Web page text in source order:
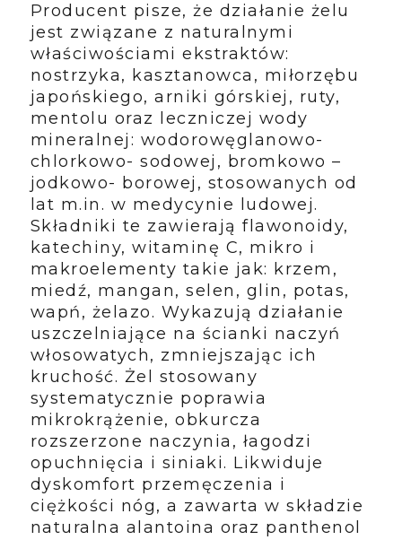
Producent pisze, że działanie żelu
jest związane z naturalnymi
właściwościami ekstraktów:
nostrzyka, kasztanowca, miłorzębu
japońskiego, arniki górskiej, ruty,
mentolu oraz leczniczej wody
mineralnej: wodorowęglanowo-
chlorkowo- sodowej, bromkowo –
jodkowo- borowej, stosowanych od
lat m.in. w medycynie ludowej.
Składniki te zawierają flawonoidy,
katechiny, witaminę C, mikro i
makroelementy takie jak: krzem,
miedź, mangan, selen, glin, potas,
wapń, żelazo. Wykazują działanie
uszczelniające na ścianki naczyń
włosowatych, zmniejszając ich
kruchość. Żel stosowany
systematycznie poprawia
mikrokrążenie, obkurcza
rozszerzone naczynia, łagodzi
opuchnięcia i siniaki. Likwiduje
dyskomfort przemęczenia i
ciężkości nóg, a zawarta w składzie
naturalna alantoina oraz panthenol